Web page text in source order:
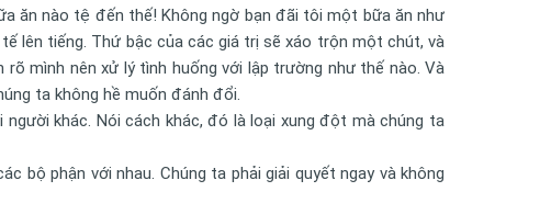
ăn nào tệ đến thế! Không ngờ bạn đãi tôi một bữa ăn như
lên tiếng. Thứ bậc của các giá trị sẽ xáo trộn một chút, và
mình nên xử lý tình huống với lập trường như thế nào. Và
ta không hề muốn đánh đổi.
khác. Nói cách khác, đó là loại xung đột mà chúng ta
bộ phận với nhau. Chúng ta phải giải quyết ngay và không